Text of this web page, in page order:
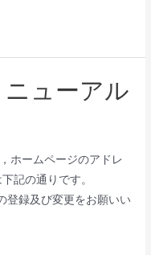
ューアル
ホームページのアドレ
記の通りです。
録及び変更をお願いい